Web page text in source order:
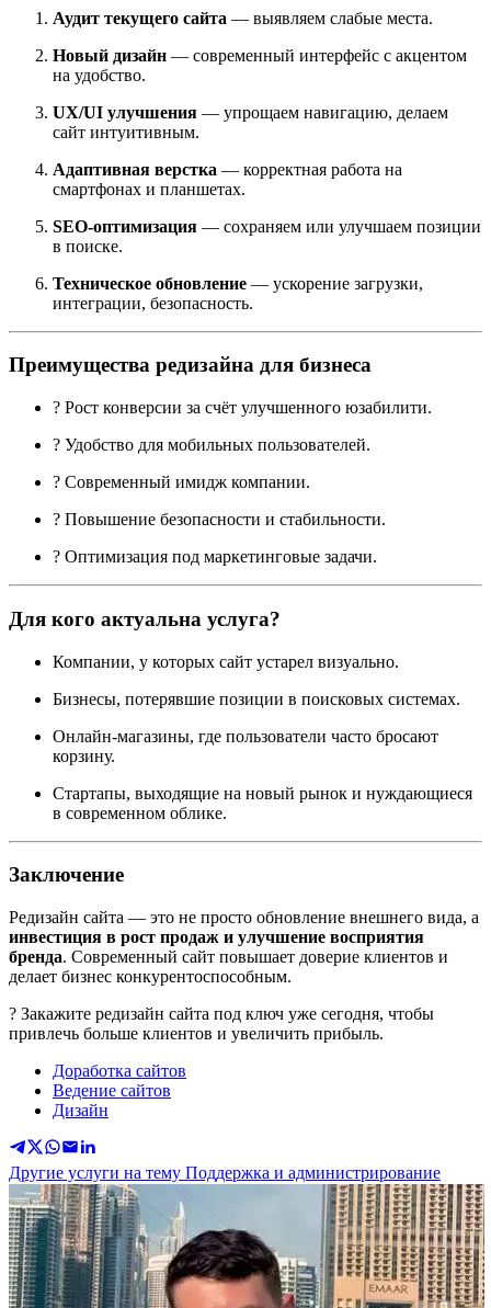
Аудит текущего сайта — выявляем слабые места.
Новый дизайн — современный интерфейс с акцентом
на удобство.
UX/UI улучшения — упрощаем навигацию, делаем
сайт интуитивным.
Адаптивная верстка — корректная работа на
смартфонах и планшетах.
SEO-оптимизация — сохраняем или улучшаем позиции
в поиске.
Техническое обновление — ускорение загрузки,
интеграции, безопасность.
Преимущества редизайна для бизнеса
? Рост конверсии за счёт улучшенного юзабилити.
? Удобство для мобильных пользователей.
? Современный имидж компании.
? Повышение безопасности и стабильности.
? Оптимизация под маркетинговые задачи.
Для кого актуальна услуга?
Компании, у которых сайт устарел визуально.
Бизнесы, потерявшие позиции в поисковых системах.
Онлайн-магазины, где пользователи часто бросают
корзину.
Стартапы, выходящие на новый рынок и нуждающиеся
в современном облике.
Заключение
Редизайн сайта — это не просто обновление внешнего вида, а
инвестиция в рост продаж и улучшение восприятия
бренда. Современный сайт повышает доверие клиентов и
делает бизнес конкурентоспособным.
? Закажите редизайн сайта под ключ уже сегодня, чтобы
привлечь больше клиентов и увеличить прибыль.
Доработка сайтов
Ведение сайтов
Дизайн
Другие услуги на тему Поддержка и администрирование